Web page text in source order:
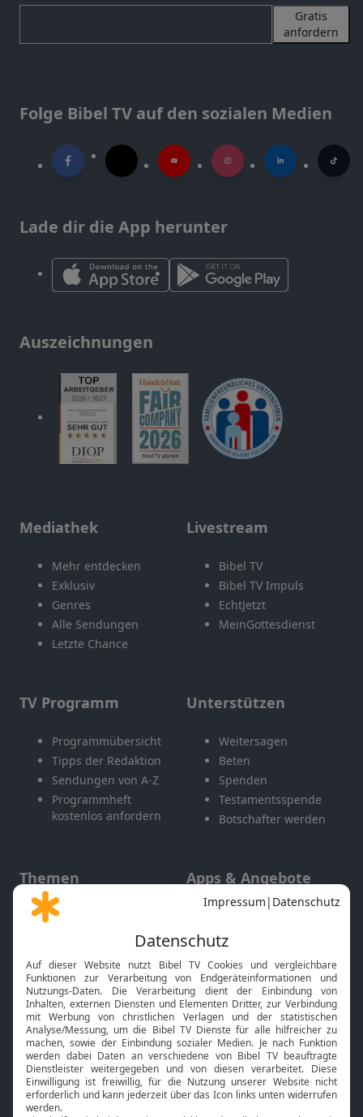
Gratis
anfordern
Folge Bibel TV auf den sozialen Medien
Lade dir die App herunter
Auszeichnungen
Mediathek
Mehr entdecken
Exklusiv
Genres
Alle Sendungen
Letzte Chance
Livestream
Bibel TV
Bibel TV Impuls
EchtJetzt
MeinGottesdienst
TV Programm
Programmübersicht
Tipps der Redaktion
Sendungen von A-Z
Programmheft
kostenlos anfordern
Unterstützen
Weitersagen
Beten
Spenden
Testamentsspende
Botschafter werden
Themen
Gott und Bibel erklärt
Neuigkeiten
Apps & Angebote
Mobile App
Smart TV
HbbTV
Bibelthek Online-Bibel
Nächster Gottesdienst
Bibel TV Service